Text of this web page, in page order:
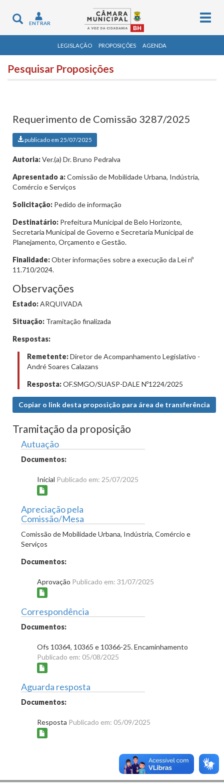
Toggle
navigation
ENTRAR
LEGISLAÇÃO PROPOSIÇÕES AGENDA
Pesquisar Proposições
Requerimento de Comissão 3287/2025
publicado em 25/07/2025
Autoria:Ver.(a) Dr. Bruno Pedralva
Apresentado a:Comissão de Mobilidade Urbana, Indústria,
Comércio e Serviços
Solicitação: Pedido de informação
Destinatário: Prefeitura Municipal de Belo Horizonte,
Secretaria Municipal de Governo e Secretaria Municipal de
Planejamento, Orçamento e Gestão.
Finalidade:Obter informações sobre a execução da Lei nº
11.710/2024.
Observações
Estado:ARQUIVADA
Situação: Tramitação finalizada
Respostas:
Remetente:Diretor de Acompanhamento Legislativo -
André Soares Calazans
Resposta:OF.SMGO/SUASP-DALE Nº1224/2025
Copiar o link desta proposição para área de transferência
Tramitação da proposição
Autuação
Documentos:
Inicial Publicado em: 25/07/2025
Apreciação pela
Comissão/Mesa
Comissão de Mobilidade Urbana, Indústria, Comércio e
Serviços
Documentos:
Aprovação Publicado em: 31/07/2025
Correspondência
Documentos:
Ofs 10364, 10365 e 10366-25. Encaminhamento
Publicado em: 05/08/2025
Aguarda resposta
Documentos:
Resposta Publicado em: 05/09/2025